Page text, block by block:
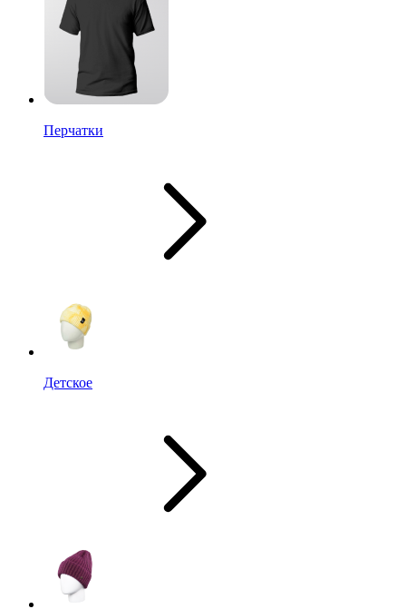
Перчатки
Детское